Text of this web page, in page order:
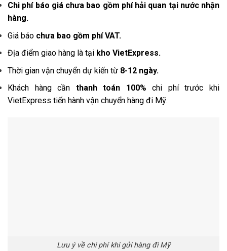
Chi phí báo giá chưa bao gồm phí hải quan tại nước nhận
hàng.
Giá báo chưa bao gồm phí VAT.
Địa điểm giao hàng là tại kho VietExpress.
Thời gian vận chuyển dự kiến từ 8-12 ngày.
Khách hàng cần thanh toán 100% chi phí trước khi
VietExpress tiến hành vận chuyển hàng đi Mỹ.
Lưu ý về chi phí khi gửi hàng đi Mỹ